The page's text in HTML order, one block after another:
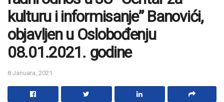
kulturu i informisanje” Banovići,
objavljen u Oslobođenju
08.01.2021. godine
8 Januara, 2021